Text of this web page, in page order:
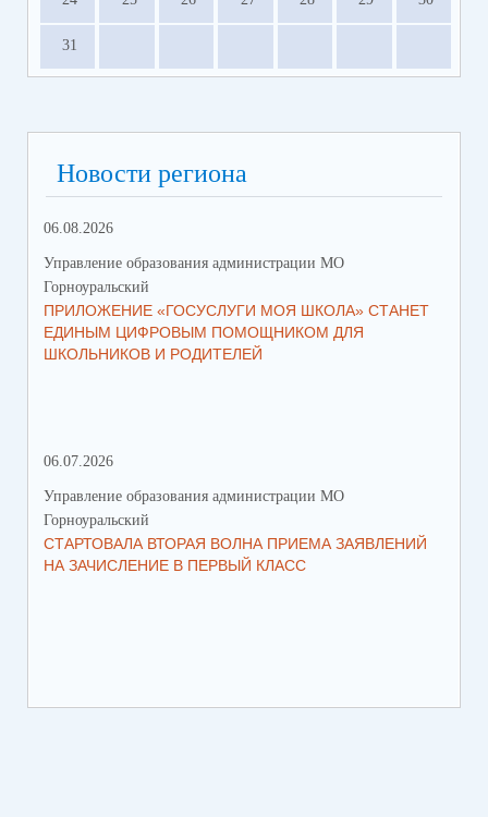
31
Новости региона
06.08.2026
Управление образования администрации МО
Горноуральский
ПРИЛОЖЕНИЕ «ГОСУСЛУГИ МОЯ ШКОЛА» СТАНЕТ
ЕДИНЫМ ЦИФРОВЫМ ПОМОЩНИКОМ ДЛЯ
ШКОЛЬНИКОВ И РОДИТЕЛЕЙ
06.07.2026
Управление образования администрации МО
Горноуральский
СТАРТОВАЛА ВТОРАЯ ВОЛНА ПРИЕМА ЗАЯВЛЕНИЙ
НА ЗАЧИСЛЕНИЕ В ПЕРВЫЙ КЛАСС